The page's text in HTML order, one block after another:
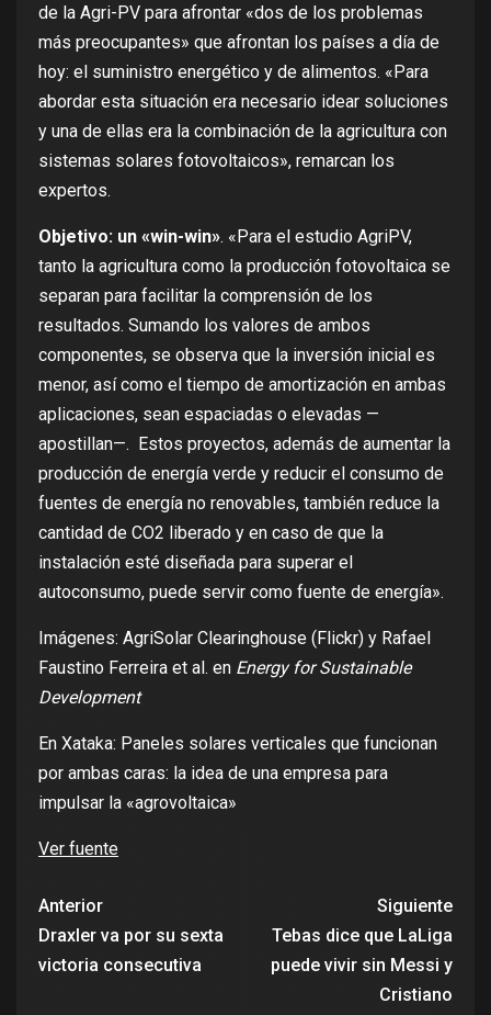
de la Agri-PV para afrontar «dos de los problemas
más preocupantes» que afrontan los países a día de
hoy: el suministro energético y de alimentos. «Para
abordar esta situación era necesario idear soluciones
y una de ellas era la combinación de la agricultura con
sistemas solares fotovoltaicos», remarcan los
expertos.
Objetivo: un «win-win». «Para el estudio AgriPV,
tanto la agricultura como la producción fotovoltaica se
separan para facilitar la comprensión de los
resultados. Sumando los valores de ambos
componentes, se observa que la inversión inicial es
menor, así como el tiempo de amortización en ambas
aplicaciones, sean espaciadas o elevadas —
apostillan—. Estos proyectos, además de aumentar la
producción de energía verde y reducir el consumo de
fuentes de energía no renovables, también reduce la
cantidad de CO2 liberado y en caso de que la
instalación esté diseñada para superar el
autoconsumo, puede servir como fuente de energía».
Imágenes: AgriSolar Clearinghouse (Flickr) y Rafael
Faustino Ferreira et al. en Energy for Sustainable
Development
En Xataka: Paneles solares verticales que funcionan
por ambas caras: la idea de una empresa para
impulsar la «agrovoltaica»
Ver fuente
Anterior
Draxler va por su sexta
victoria consecutiva
Siguiente
Tebas dice que LaLiga
puede vivir sin Messi y
Cristiano